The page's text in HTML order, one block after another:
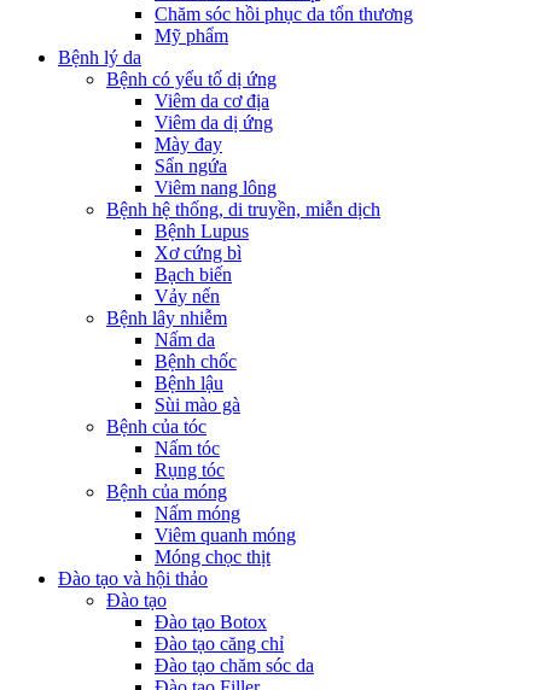
Chăm sóc hồi phục da tổn thương
Mỹ phẩm
Bệnh lý da
Bệnh có yếu tố dị ứng
Viêm da cơ địa
Viêm da dị ứng
Mày đay
Sẩn ngứa
Viêm nang lông
Bệnh hệ thống, di truyền, miễn dịch
Bệnh Lupus
Xơ cứng bì
Bạch biến
Vảy nến
Bệnh lây nhiễm
Nấm da
Bệnh chốc
Bệnh lậu
Sùi mào gà
Bệnh của tóc
Nấm tóc
Rụng tóc
Bệnh của móng
Nấm móng
Viêm quanh móng
Móng chọc thịt
Đào tạo và hội thảo
Đào tạo
Đào tạo Botox
Đào tạo căng chỉ
Đào tạo chăm sóc da